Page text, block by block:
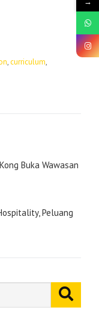
,curriculum,
Buka Wawasan
Peluang